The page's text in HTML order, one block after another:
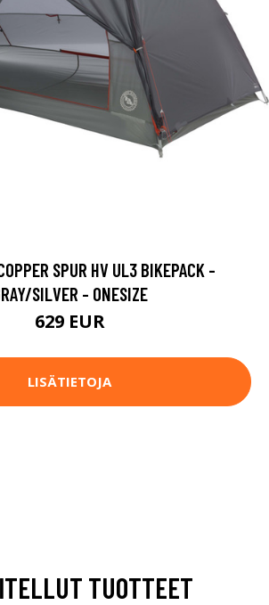
SPUR HV UL3 BIKEPACK -
SILVER - ONESIZE
629 EUR
LISÄTIETOJA
TUOTTEET